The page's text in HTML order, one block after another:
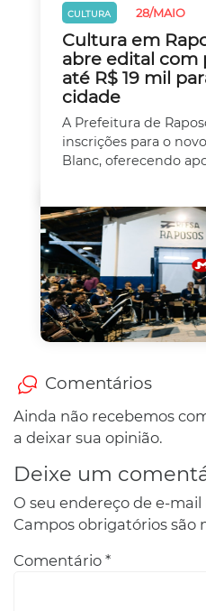
CULTURA 28/MAIO
Cultura em
abre edital com
até R$ 19 mil
cidade
A Prefeitura de
inscrições para o
Blanc, oferecendo
Comentários
Ainda não recebemos
a deixar sua opinião.
Deixe um
O seu endereço de e-
Campos obrigatórios são
Comentário *